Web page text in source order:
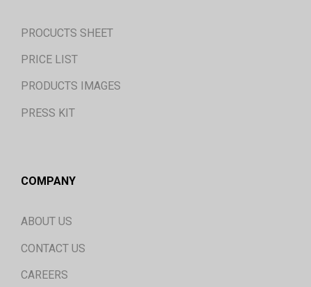
PROCUCTS SHEET
PRICE LIST
PRODUCTS IMAGES
PRESS KIT
COMPANY
ABOUT US
CONTACT US
CAREERS